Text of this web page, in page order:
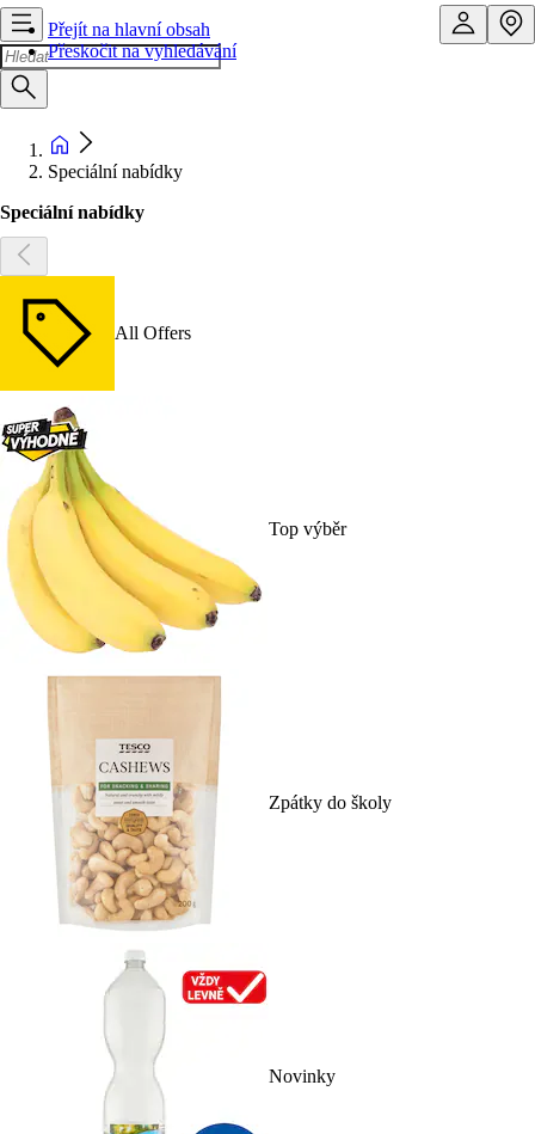
Přejít na hlavní obsah
Přeskočit na vyhledávání
Speciální nabídky
Speciální nabídky
All Offers
Top výběr
Zpátky do školy
Novinky